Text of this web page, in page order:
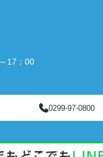
17：00
0299-97-0800